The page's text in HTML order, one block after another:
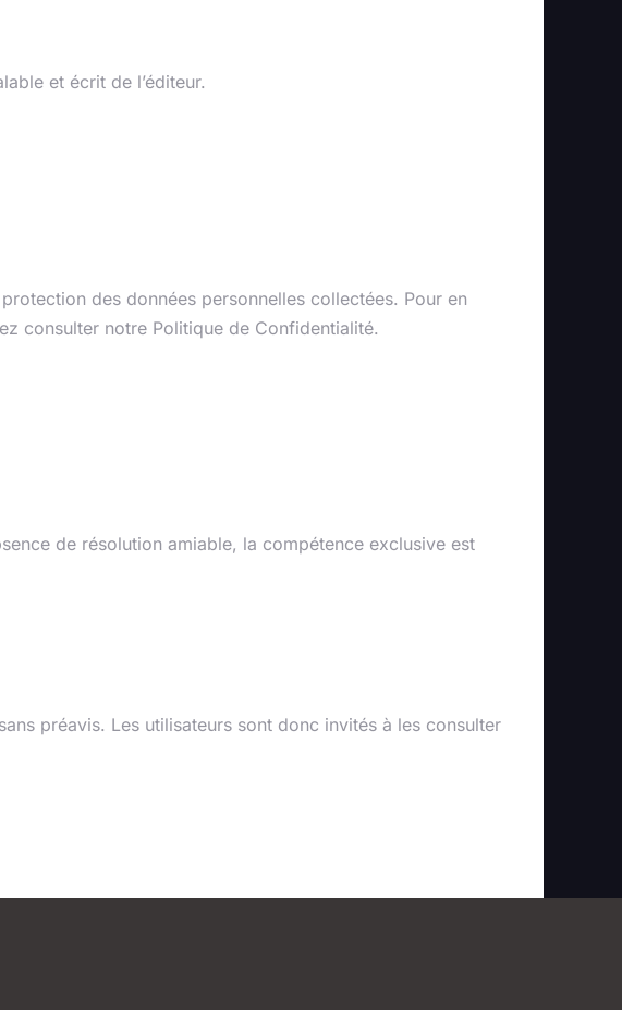
et écrit de l’éditeur.
des données personnelles collectées. Pour en
consulter notre Politique de Confidentialité.
de résolution amiable, la compétence exclusive est
préavis. Les utilisateurs sont donc invités à les consulter